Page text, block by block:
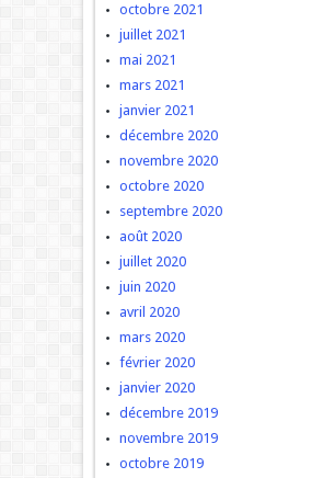
octobre 2021
juillet 2021
mai 2021
mars 2021
janvier 2021
décembre 2020
novembre 2020
octobre 2020
septembre 2020
août 2020
juillet 2020
juin 2020
avril 2020
mars 2020
février 2020
janvier 2020
décembre 2019
novembre 2019
octobre 2019